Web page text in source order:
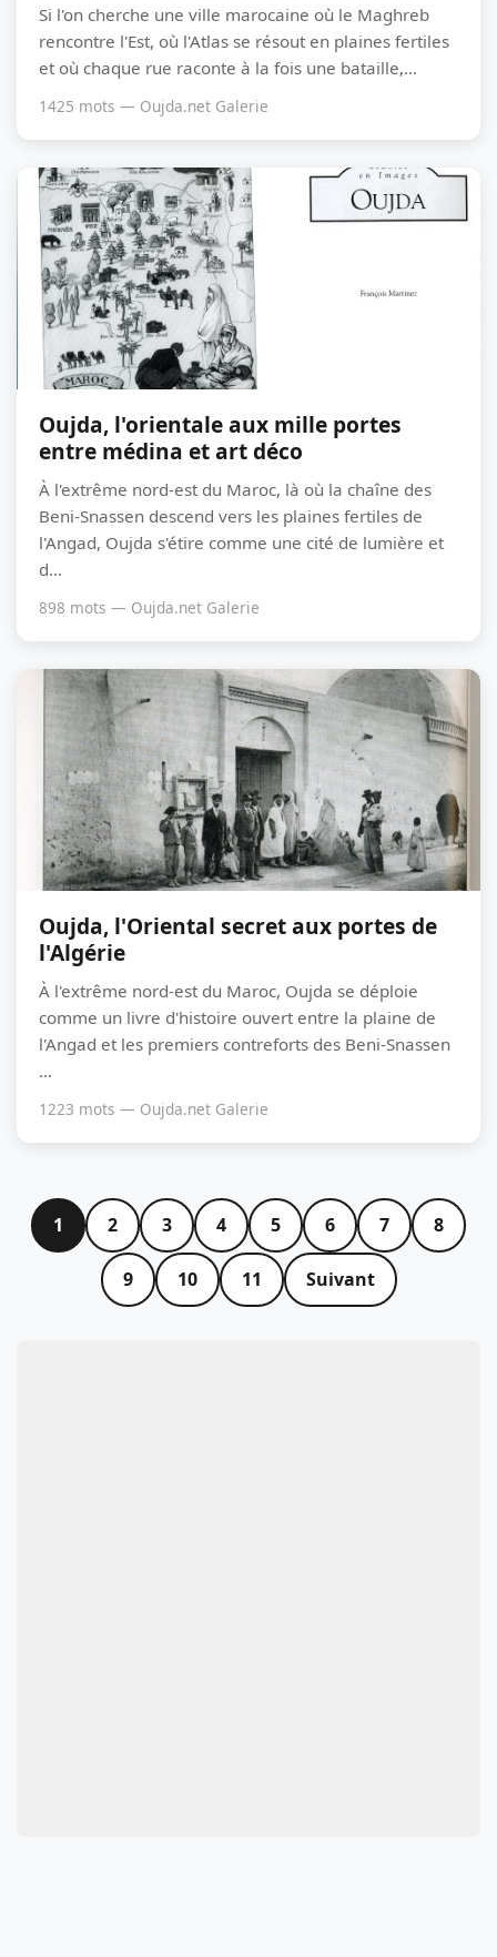
Si l'on cherche une ville marocaine où le Maghreb
rencontre l'Est, où l'Atlas se résout en plaines fertiles
et où chaque rue raconte à la fois une bataille,...
1425 mots — Oujda.net Galerie
Oujda, l'orientale aux mille portes
entre médina et art déco
À l'extrême nord-est du Maroc, là où la chaîne des
Beni-Snassen descend vers les plaines fertiles de
l'Angad, Oujda s'étire comme une cité de lumière et
d...
898 mots — Oujda.net Galerie
Oujda, l'Oriental secret aux portes de
l'Algérie
À l'extrême nord-est du Maroc, Oujda se déploie
comme un livre d'histoire ouvert entre la plaine de
l'Angad et les premiers contreforts des Beni-Snassen
...
1223 mots — Oujda.net Galerie
1 2 3 4 5 6 7 8
9 10 11 Suivant